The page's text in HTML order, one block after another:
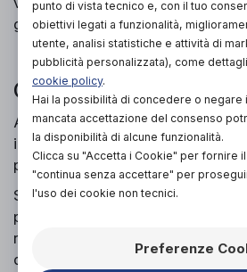
giorni successivi al primo
COOKIE DI TERZE
Attraverso la piattaforma
installati alcuni cookie di terze
profilanti, che si attivano
Si riportano nel dettaglio i singoli
parti, nonché i link attraverso i
ricevere maggiori informazioni e
disattivazione dei cookie.
punto di vista tecnico e, con il tuo
obiettivi legati a funzionalità,
utente, analisi statistiche e attività di
pubblicità personalizzata), come
cookie policy.
Hai la possibilità di concedere o negare
mancata accettazione del consenso
la disponibilità di alcune funzionalità.
Clicca su "Accetta i Cookie" per fornire
"continua senza accettare" per
l'uso dei cookie non tecnici.
Preferenze